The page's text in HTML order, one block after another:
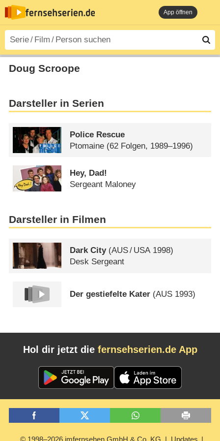
App öffnen
Doug Scroope
Darsteller in Serien
Police Rescue
Ptomaine (62 Folgen, 1989–1996)
Hey, Dad!
Sergeant Maloney
Darsteller in Filmen
Dark City(AUS/ USA 1998)
Desk Sergeant
Der gestiefelte Kater (AUS 1993)
Hol dir jetzt die fernsehserien.de App
© 1998–2026 imfernsehen GmbH & Co. KG Updates